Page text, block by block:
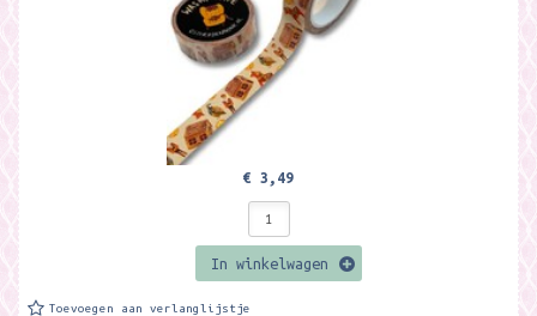
€ 3,49
In winkelwagen
Toevoegen aan verlanglijstje